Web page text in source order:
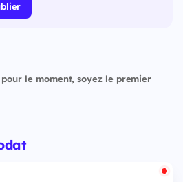
le moment, soyez le premier